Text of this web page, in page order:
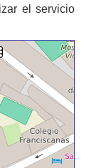
el servicio